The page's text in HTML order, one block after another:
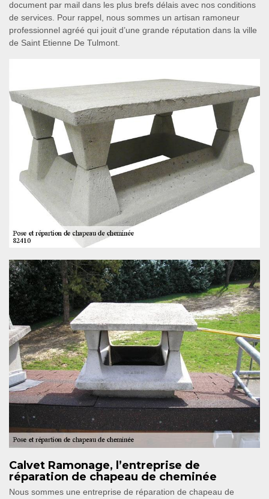
document par mail dans les plus brefs délais avec nos conditions
de services. Pour rappel, nous sommes un artisan ramoneur
professionnel agréé qui jouit d’une grande réputation dans la ville
de Saint Etienne De Tulmont.
Calvet Ramonage, l’entreprise de
réparation de chapeau de cheminée
Nous sommes une entreprise de réparation de chapeau de